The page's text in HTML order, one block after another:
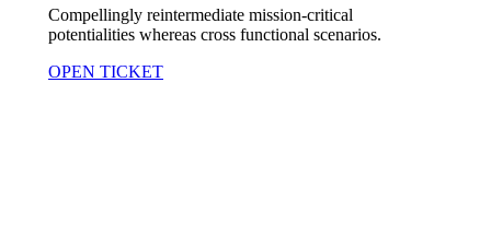
Compellingly reintermediate mission-critical
potentialities whereas cross functional scenarios.
OPEN TICKET